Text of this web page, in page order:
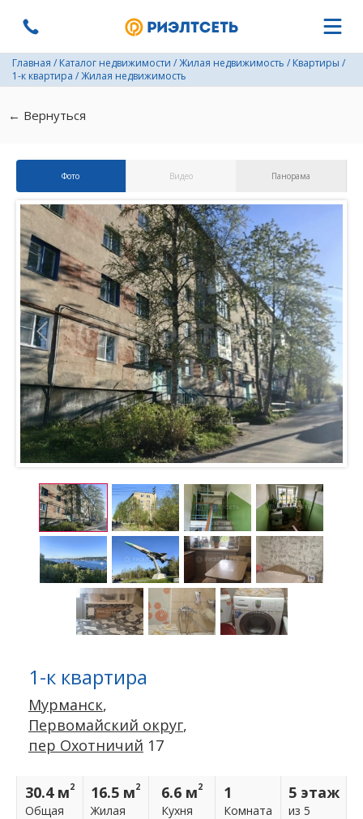
Главная / Каталог недвижимости /Жилая недвижимость / Квартиры /
1-к квартира /Жилая недвижимость
← Вернуться
Фото Видео Панорама
1-к квартира
Мурманск,
Первомайский округ,
пер Охотничий 17
30.4 м2
Общая
16.5 м2
Жилая
6.6 м2
Кухня
1
Комнатa
5 этаж
из 5